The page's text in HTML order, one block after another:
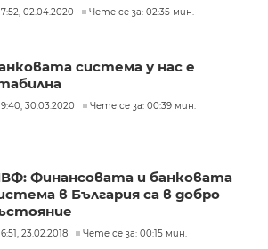
02.04.2020 Чете се за: 02:35 мин.
система у нас е
30.03.2020 Чете се за: 00:39 мин.
Финансовата и банковата
в България са в добро
23.02.2018 Чете се за: 00:15 мин.